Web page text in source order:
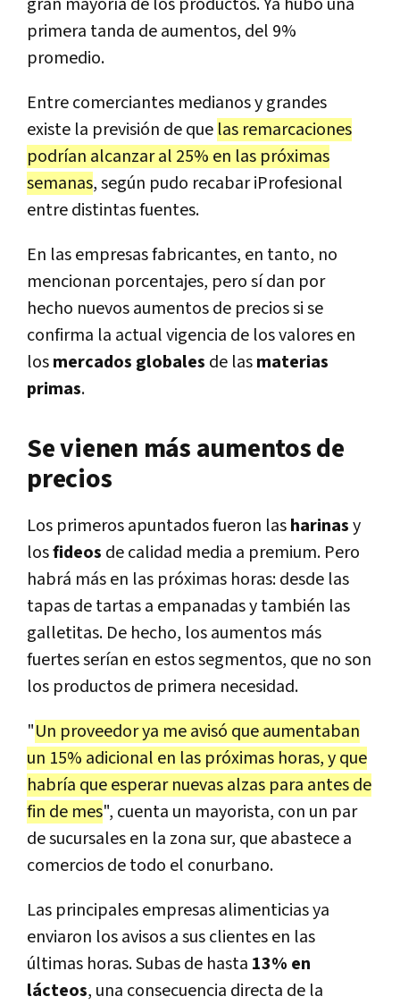
gran mayoría de los productos. Ya hubo una
primera tanda de aumentos, del 9%
promedio.
Entre comerciantes medianos y grandes
existe la previsión de que las remarcaciones
podrían alcanzar al 25% en las próximas
semanas, según pudo recabar iProfesional
entre distintas fuentes.
En las empresas fabricantes, en tanto, no
mencionan porcentajes, pero sí dan por
hecho nuevos aumentos de precios si se
confirma la actual vigencia de los valores en
losmercados globales de lasmaterias
primas.
Se vienen más aumentos de
precios
Los primeros apuntados fueron lasharinasy
losfideos de calidad media a premium. Pero
habrá más en las próximas horas: desde las
tapas de tartas a empanadas y también las
galletitas. De hecho, los aumentos más
fuertes serían en estos segmentos, que no son
los productos de primera necesidad.
"Un proveedor ya me avisó que aumentaban
un 15% adicional en las próximas horas, y que
habría que esperar nuevas alzas para antes de
fin de mes", cuenta un mayorista, con un par
de sucursales en la zona sur, que abastece a
comercios de todo el conurbano.
Las principales empresas alimenticias ya
enviaron los avisos a sus clientes en las
últimas horas. Subas de hasta 13% en
lácteos, una consecuencia directa de la